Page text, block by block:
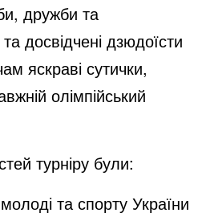
дружби та
досвідчені дзюдоїсти
яскраві сутички,
олімпійський
турніру були:
та спорту України